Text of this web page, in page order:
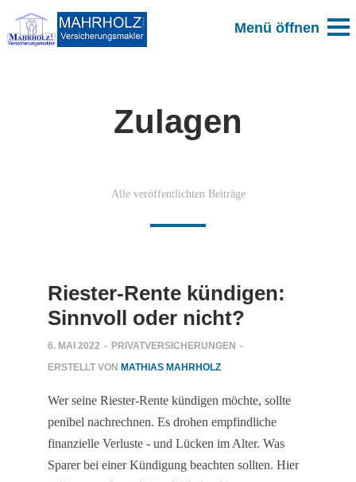
Zulagen
Alle veröffentlichten Beiträge
Riester-Rente kündigen:
Sinnvoll oder nicht?
6. MAI 2022 - PRIVATVERSICHERUNGEN -
ERSTELLT VON MATHIAS MAHRHOLZ
Wer seine Riester-Rente kündigen möchte, sollte
penibel nachrechnen. Es drohen empfindliche
finanzielle Verluste - und Lücken im Alter. Was
Sparer bei einer Kündigung beachten sollten. Hier